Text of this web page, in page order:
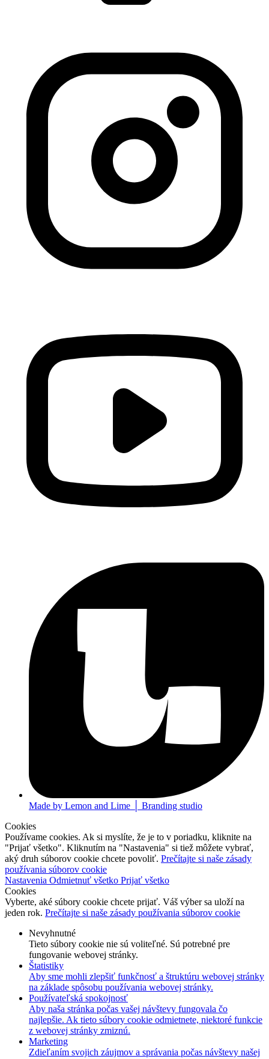
Made by Lemon and Lime │ Branding studio
Cookies
Používame cookies. Ak si myslíte, že je to v poriadku, kliknite na
"Prijať všetko". Kliknutím na "Nastavenia" si tiež môžete vybrať,
aký druh súborov cookie chcete povoliť.Prečítajte si naše zásady
používania súborov cookie
NastaveniaOdmietnuť všetko
Cookies